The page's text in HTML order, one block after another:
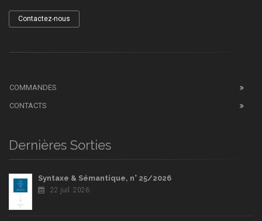
Contactez-nous
COMMANDES
CONTACTS
Dernières Sorties
Syntaxe & Sémantique, n° 25/2026
22 juil. 2026